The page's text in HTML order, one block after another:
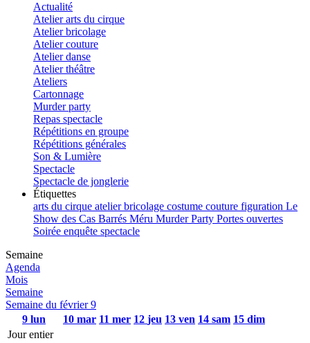
Actualité
Atelier arts du cirque
Atelier bricolage
Atelier couture
Atelier danse
Atelier théâtre
Ateliers
Cartonnage
Murder party
Repas spectacle
Répétitions en groupe
Répétitions générales
Son & Lumière
Spectacle
Spectacle de jonglerie
Étiquettes
arts du cirque atelierbricolage costume couture figuration Le
Show des Cas Barrés Méru Murder Party Portes ouvertes
Soirée enquête spectacle
Semaine
Agenda
Mois
Semaine
Semaine du février 9
9 lun 10 mar 11 mer 12 jeu 13 ven 14 sam 15 dim
Jour entier